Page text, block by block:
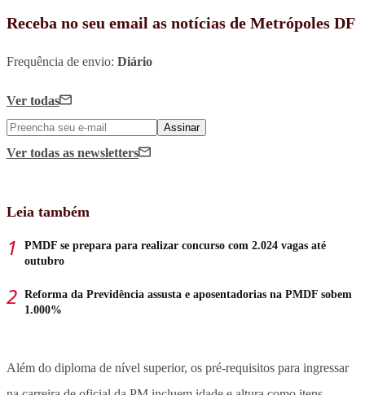
Receba no seu email as notícias de Metrópoles DF
Frequência de envio: Diário
Ver todas
Assinar
Ver todas as newsletters
Leia também
PMDF se prepara para realizar concurso com 2.024 vagas até
outubro
Reforma da Previdência assusta e aposentadorias na PMDF sobem
1.000%
Além do diploma de nível superior, os pré-requisitos para ingressar